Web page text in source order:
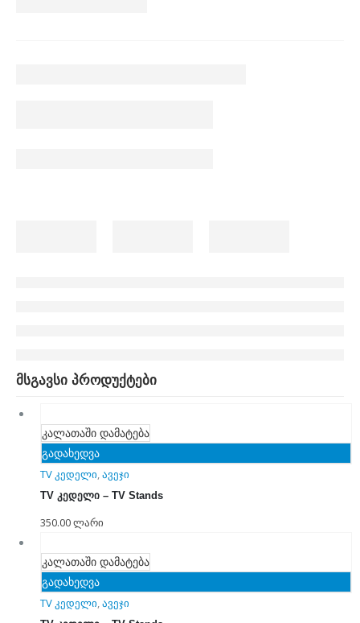
მსგავსი პროდუქტები
კალათაში დამატება
გადახედვა
TV კედელი,ავეჯი
TV კედელი – TV Stands
350.00ლარი
კალათაში დამატება
გადახედვა
TV კედელი,ავეჯი